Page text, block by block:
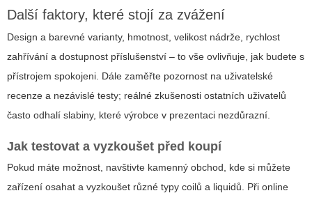
Další faktory, které stojí za zvážení
Design a barevné varianty, hmotnost, velikost nádrže, rychlost
zahřívání a dostupnost příslušenství – to vše ovlivňuje, jak budete s
přístrojem spokojeni. Dále zaměřte pozornost na uživatelské
recenze a nezávislé testy; reálné zkušenosti ostatních uživatelů
často odhalí slabiny, které výrobce v prezentaci nezdůrazní.
Jak testovat a vyzkoušet před koupí
Pokud máte možnost, navštivte kamenný obchod, kde si můžete
zařízení osahat a vyzkoušet různé typy coilů a liquidů. Při online